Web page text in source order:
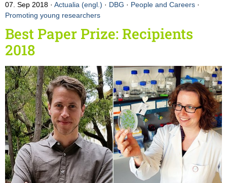
07. Sep 2018 Actualia (engl.) · DBG · People and Careers ·
Promoting young researchers
Best Paper Prize: Recipients
2018